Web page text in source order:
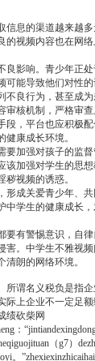
信息的渠道越来越
的视频内容也在网
良影响。青少年正
可能导致他们对性
良行为，甚至成为
审核机制，严格审
段，平台也应积极
康成长环境。
要加强对孩子的监
该加强对学生的思
视频的诱惑。
形成关爱青少年、
中学生的健康成长
要有警惕意识，自
害。中学生不雅视
朗的网络环境。
谓名义税负是指企
上企业不一定足额
绩砍柴网
：
（g7）
。